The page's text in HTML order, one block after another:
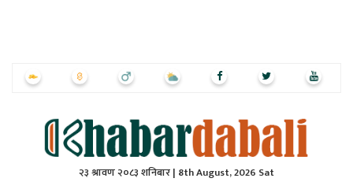
२३ श्रावण २०८३ शनिबार | 8th August, 2026 Sat